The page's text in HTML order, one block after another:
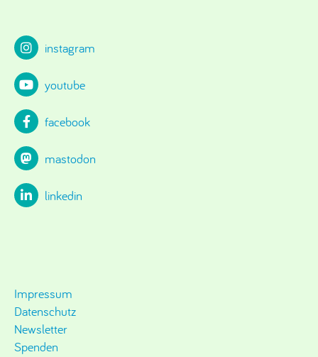
instagram
youtube
facebook
mastodon
linkedin
Impressum
Datenschutz
Newsletter
Spenden